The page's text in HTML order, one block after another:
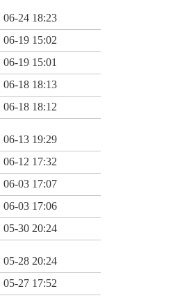
06-24 18:23
06-19 15:02
06-19 15:01
06-18 18:13
06-18 18:12
06-13 19:29
06-12 17:32
06-03 17:07
06-03 17:06
05-30 20:24
05-28 20:24
05-27 17:52